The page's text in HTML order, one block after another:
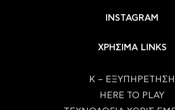
INSTAGRAM
ΧΡΗΣΙΜΑ LINKS
Κ – ΕΞΥΠΗΡΕΤΗΣΗ
HERE TO PLAY